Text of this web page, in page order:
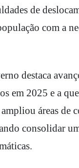
de
com a
destaca
em 2025 e a
áreas de
consolidar